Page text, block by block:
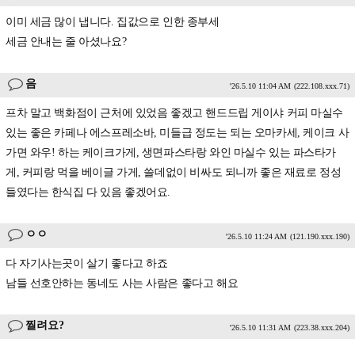
이미 세금 많이 냅니다. 집값으로 인한 종부세
세금 안내는 줄 아셨나요?
음 '26.5.10 11:04 AM (222.108.xxx.71)
프차 말고 백화점이 근처에 있었음 좋겠고 핸드드립 게이샤 커피 마실수
있는 좋은 카페나 에스프레소바, 미들급 정도는 되는 오마카세, 케이크 사
가면 와우! 하는 케이크가게, 생면파스타랑 와인 마실수 있는 파스타가
게, 커피랑 먹을 베이글 가게, 쓸데없이 비싸도 되니까 좋은 재료로 정성
들였다는 한식집 다 있음 좋겠어요.
ㅇㅇ '26.5.10 11:24 AM (121.190.xxx.190)
다 자기사는곳이 살기 좋다고 하죠
남들 선호안하는 동네도 사는 사람은 좋다고 해요
찔려요? '26.5.10 11:31 AM (223.38.xxx.204)